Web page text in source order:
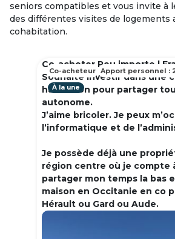
seniors compatibles et vous invite à
des différentes visites de logements
cohabitation.
Co-acheter Peu importe |
Souhaite investir dans une
habitation pour partager
autonome.
J’aime bricoler. Je peux
l’informatique et de
Je possède déjà une
région centre où je compte
partager mon temps la bas
maison en Occitanie en co
Hérault ou Gard ou Aude.
À la une
Co-acheteur Apport personnel :